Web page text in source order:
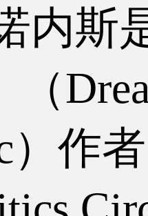
内斯
（
）作